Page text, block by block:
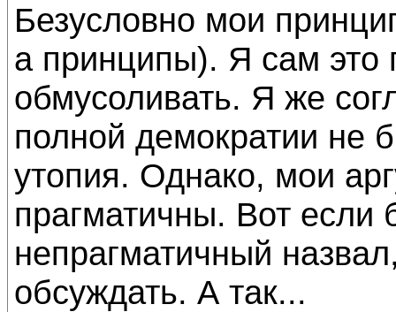
Безусловно мои
а принципы). Я сам это
обмусоливать. Я же
полной демократии не
утопия. Однако, мои
прагматичны. Вот если
непрагматичный
обсуждать. А так...